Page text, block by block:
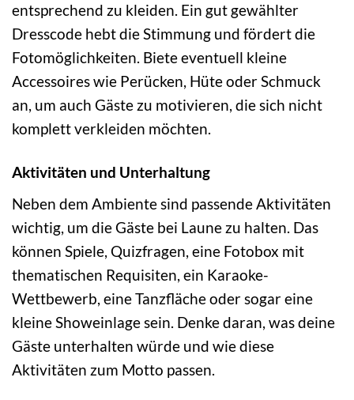
entsprechend zu kleiden. Ein gut gewählter
Dresscode hebt die Stimmung und fördert die
Fotomöglichkeiten. Biete eventuell kleine
Accessoires wie Perücken, Hüte oder Schmuck
an, um auch Gäste zu motivieren, die sich nicht
komplett verkleiden möchten.
Aktivitäten und Unterhaltung
Neben dem Ambiente sind passende Aktivitäten
wichtig, um die Gäste bei Laune zu halten. Das
können Spiele, Quizfragen, eine Fotobox mit
thematischen Requisiten, ein Karaoke-
Wettbewerb, eine Tanzfläche oder sogar eine
kleine Showeinlage sein. Denke daran, was deine
Gäste unterhalten würde und wie diese
Aktivitäten zum Motto passen.